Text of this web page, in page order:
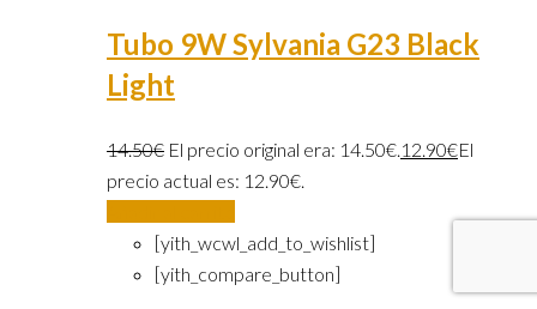
Tubo 9W Sylvania G23 Black
Light
14.50€ El precio original era: 14.50€.12.90€El
precio actual es: 12.90€.
[yith_wcwl_add_to_wishlist]
[yith_compare_button]